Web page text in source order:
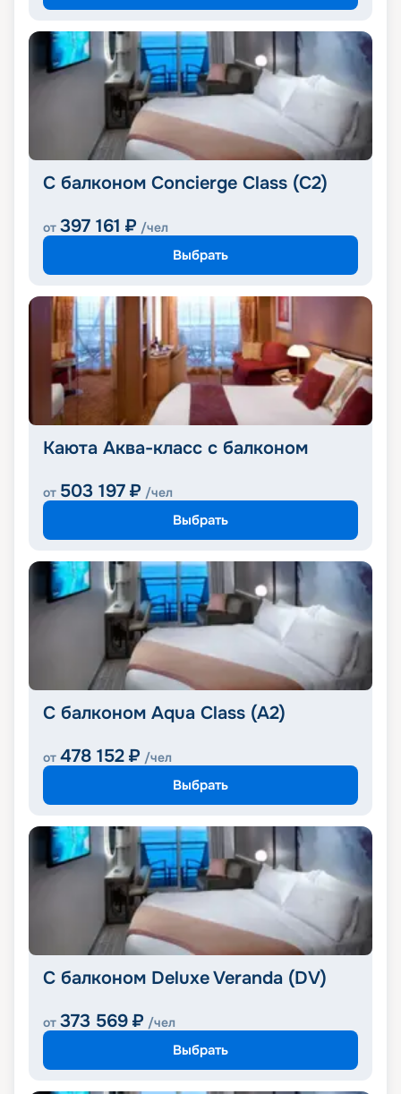
С балконом Concierge Class (C2)
от 397 161 ₽ /чел
Выбрать
Каюта Аква-класс с балконом
от 503 197 ₽ /чел
Выбрать
С балконом Aqua Class (A2)
от 478 152 ₽ /чел
Выбрать
С балконом Deluxe Veranda (DV)
от 373 569 ₽ /чел
Выбрать